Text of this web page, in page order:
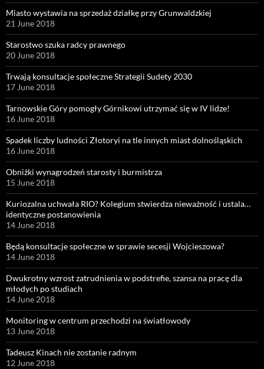
Miasto wystawia na sprzedaż działkę przy Grunwaldzkiej
21 June 2018
Starostwo szuka radcy prawnego
20 June 2018
Trwają konsultacje społeczne Strategii Sudety 2030
17 June 2018
Tarnowskie Góry pomogły Górnikowi utrzymać się w IV lidze!
16 June 2018
Spadek liczby ludności Złotoryi na tle innych miast dolnośląskich
16 June 2018
Obniżki wynagrodzeń starosty i burmistrza
15 June 2018
Kuriozalna uchwała RIO? Kolegium stwierdza nieważność i ustala…
identyczne postanowienia
14 June 2018
Będą konsultacje społeczne w sprawie secesji Wojcieszowa?
14 June 2018
Dwukrotny wzrost zatrudnienia w podstrefie, szansa na pracę dla
młodych po studiach
14 June 2018
Monitoring w centrum przechodzi na światłowody
13 June 2018
Tadeusz Kinach nie zostanie radnym
12 June 2018